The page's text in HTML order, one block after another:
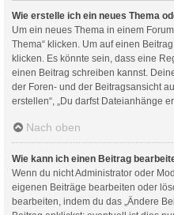
Wie erstelle ich ein neues Thema
Um ein neues Thema in einem
Thema“ klicken. Um auf einen
klicken. Es könnte sein, dass eine
einen Beitrag schreiben kannst.
der Foren- und der Beitragsansicht
erstellen“, „Du darfst Dateianhänge
Nach oben
Wie kann ich einen Beitrag
Wenn du nicht Administrator oder
eigenen Beiträge bearbeiten oder
bearbeiten, indem du das „Ändere